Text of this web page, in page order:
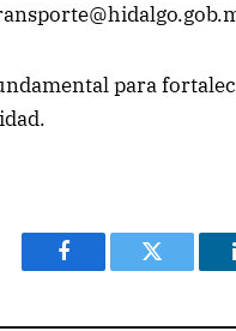
para
Facebook Twitter